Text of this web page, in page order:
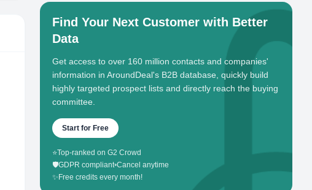
Find Your Next Customer with Better
Data
Get access to over 160 million contacts and companies'
information in AroundDeal's B2B database, quickly build
highly targeted prospect lists and directly reach the buying
committee.
Start for Free
⭐Top-ranked on G2 Crowd
🛡️GDPR compliant•Cancel anytime
✨ Free credits every month!